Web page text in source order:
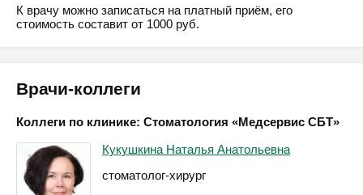
К врачу можно записаться на платный приём, его
стоимость составит от 1000 руб.
Врачи-коллеги
Коллеги по клинике: Стоматология «Медсервис СБТ»
Кукушкина Наталья Анатольевна
стоматолог-хирург